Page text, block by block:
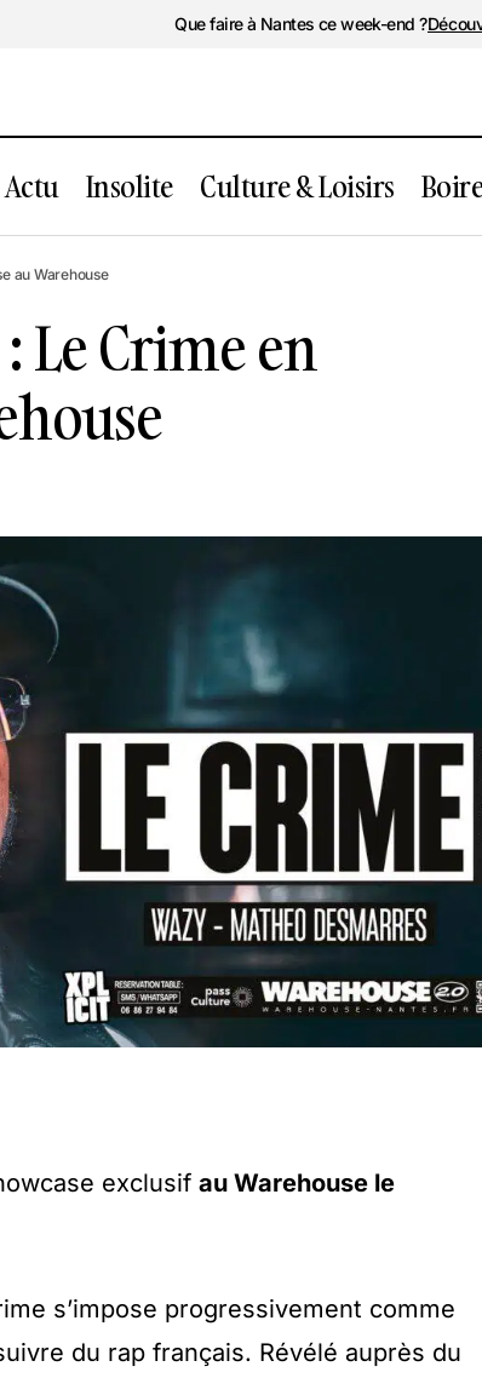
Que faire à Nantes ce week-end ?
Actu Insolite Culture & Loisirs
passé : Le Crime en showcase au
au Warehouse
Le Crime en
exclusif au Warehouse le
s’impose progressivement comme
du rap français. Révélé auprès du